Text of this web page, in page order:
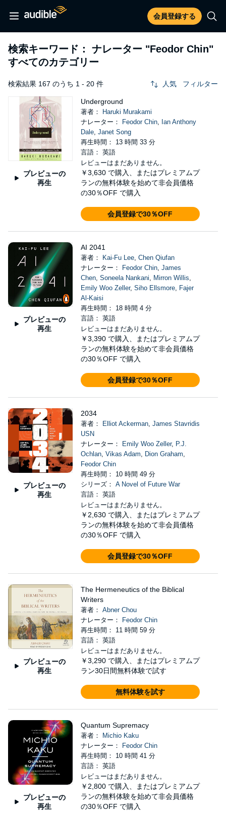
会員登録する
検索キーワード： ナレーター "Feodor Chin"
すべてのカテゴリー
検索結果 167 のうち 1 - 20 件 人気 フィルター
プレビューの
再生
Underground
著者：
Haruki Murakami
ナレーター：
Feodor Chin, Ian Anthony
Dale, Janet Song
再生時間： 13 時間 33 分
言語： 英語
レビューはまだありません。
￥3,630 で購入、またはプレミアムプ
ランの無料体験を始めて非会員価格
の30％OFF で購入
会員登録で30％OFF
プレビューの
再生
AI 2041
著者： Kai-Fu Lee, Chen Qiufan
ナレーター：
Feodor Chin, James
Chen, Soneela Nankani, Mirron Willis,
Emily Woo Zeller, Siho Ellsmore, Fajer
Al-Kaisi
再生時間： 18 時間 4 分
言語： 英語
レビューはまだありません。
￥3,390 で購入、またはプレミアムプ
ランの無料体験を始めて非会員価格
の30％OFF で購入
会員登録で30％OFF
プレビューの
再生
2034
著者： Elliot Ackerman, James Stavridis
USN
ナレーター：
Emily Woo Zeller, P.J.
Ochlan, Vikas Adam, Dion Graham,
Feodor Chin
再生時間： 10 時間 49 分
シリーズ： A Novel of Future War
言語： 英語
レビューはまだありません。
￥2,630 で購入、またはプレミアムプ
ランの無料体験を始めて非会員価格
の30％OFF で購入
会員登録で30％OFF
プレビューの
再生
The Hermeneutics of the Biblical
Writers
著者： Abner Chou
ナレーター：
Feodor Chin
再生時間： 11 時間 59 分
言語： 英語
レビューはまだありません。
￥3,290 で購入、またはプレミアムプ
ラン30日間無料体験で試す
無料体験を試す
プレビューの
再生
Quantum Supremacy
著者：
Michio Kaku
ナレーター：
Feodor Chin
再生時間： 10 時間 41 分
言語： 英語
レビューはまだありません。
￥2,800 で購入、またはプレミアムプ
ランの無料体験を始めて非会員価格
の30％OFF で購入